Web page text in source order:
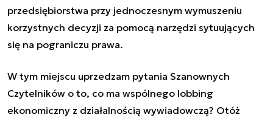
przedsiębiorstwa przy jednoczesnym wymuszeniu
korzystnych decyzji za pomocą narzędzi sytuujących
się na pograniczu prawa.
W tym miejscu uprzedzam pytania Szanownych
Czytelników o to, co ma wspólnego lobbing
ekonomiczny z działalnością wywiadowczą? Otóż